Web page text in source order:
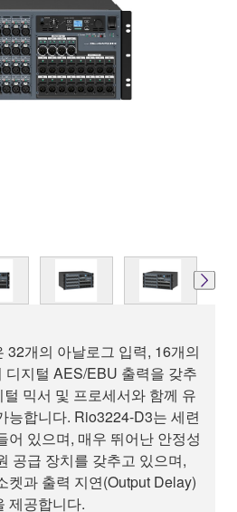
32개의 아날로그 입력, 16개의
디지털 AES/EBU 출력을 갖추
믹서 및 프로세서와 함께 유
능합니다. Rio3224-D3는 세련
어 있으며, 매우 뛰어난 안정성
공급 장치를 갖추고 있으며,
켓과 출력 지연(Output Delay)
제공합니다.